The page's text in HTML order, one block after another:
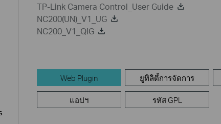
TP-Link Camera Control_User Guide
NC200(UN)_V1_UG
NC200_V1_QIG
Web Plugin ยูทิลิตี้การจัดการ
แอปฯ รหัส GPL